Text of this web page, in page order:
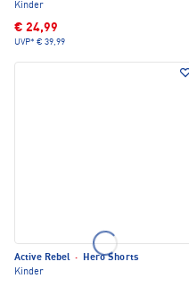
Kinder
€ 24,99
UVP* € 39,99
Active Rebel ·
Hero Shorts
Kinder